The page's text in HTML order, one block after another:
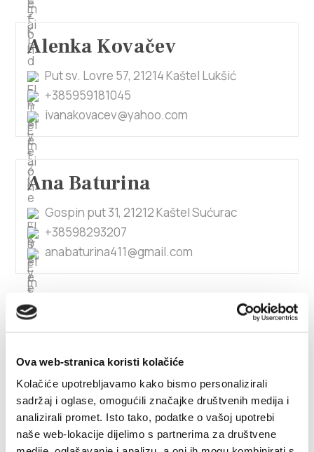
Ova web-stranica koristi kolačiće
Kolačiće upotrebljavamo kako bismo personalizirali
sadržaj i oglase, omogućili značajke društvenih medija i
analizirali promet. Isto tako, podatke o vašoj upotrebi
naše web-lokacije dijelimo s partnerima za društvene
Alenka Kovačev
Put sv. Lovre 57, 21214 Kaštel Lukšić
+385959181045
ivanakovacev@yahoo.com
Ana Baturina
Gospin put 31, 21212 Kaštel Sućurac
+38598293207
anabaturina411@gmail.com
0915855472
antonioberam@gmail.com